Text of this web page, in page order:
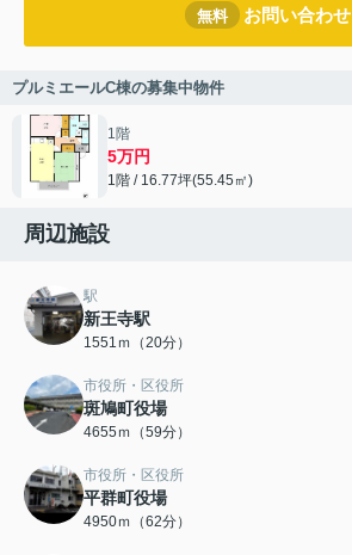
無料 お問い合わせ
プルミエールC棟の募集中物件
1階
5万円
1階 / 16.77坪(55.45㎡)
周辺施設
駅
新王寺駅
1551ｍ（20分）
市役所・区役所
斑鳩町役場
4655ｍ（59分）
市役所・区役所
平群町役場
4950ｍ（62分）